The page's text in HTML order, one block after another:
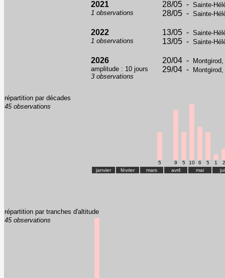
2021
1 observations
28/05 - Sainte-
28/05 - Sainte-
2022
1 observations
13/05 - Sainte-
13/05 - Sainte-
2026
amplitude : 10 jours
3 observations
20/04 -
29/04 -
répartition par décades
45 observations
5 9 5 10 6 5 1
2
janvier
février mars avril mai
répartition par tranches d'altitude
45 observations